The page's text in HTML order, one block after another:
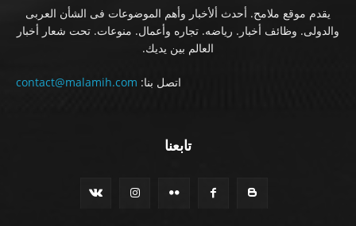
يقدم موقع ملامح. أحدث ألأخبار وأهم الموضوعات فى الشأن العربى
والدولى. وظائف أخبار. رياضه. تجاره وأعمال. منوعات. تحت شعار أخبار
العالم بين يديك.
اتصل بنا: contact@malamih.com
تابعنا